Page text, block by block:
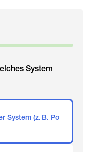
System
System (z. B. Po